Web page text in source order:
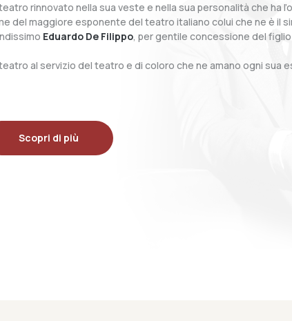
rinnovato nella sua veste e nella sua personalità che ha
del maggiore esponente del teatro italiano colui che ne è il
Eduardo De Filippo, per gentile concessione del figlio
al servizio del teatro e di coloro che ne amano ogni sua
Scopri di più